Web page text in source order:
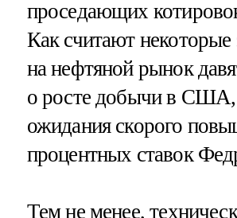
проседающих
Как считают некоторые
на нефтяной рынок
о росте добычи в США,
ожидания скорого
процентных ставок
Тем не менее,